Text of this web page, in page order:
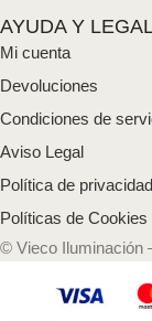
AYUDA Y
Mi cuenta
Devoluciones
Condiciones de
Aviso Legal
Política de privacidad
Políticas de Cookies
© Vieco Iluminación